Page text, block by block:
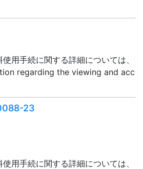
用手続に関する詳細については、「
regarding the viewing and
23
用手続に関する詳細については、「